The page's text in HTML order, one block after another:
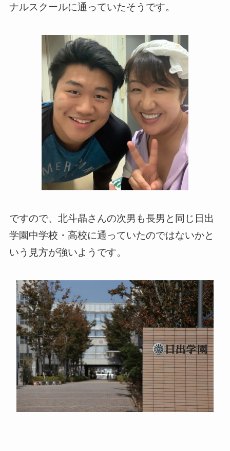
ナルスクールに通っていたそうです。
ですので、北斗晶さんの次男も長男と同じ日出
学園中学校・高校に通っていたのではないかと
いう見方が強いようです。